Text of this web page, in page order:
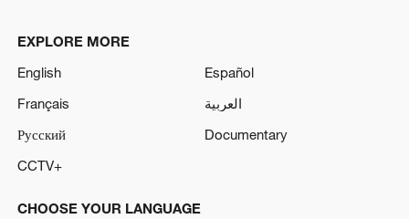
EXPLORE MORE
English
Español
Français
العربية
Русский
Documentary
CCTV+
CHOOSE YOUR LANGUAGE